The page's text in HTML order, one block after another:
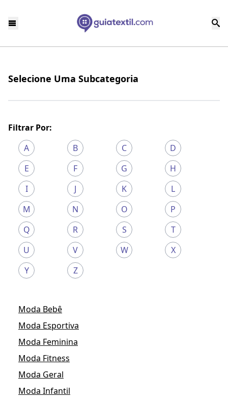
Selecione Uma Subcategoria
Filtrar Por:
A
B C
D
E
F G
H
I
J K
L
M
N O
P
Q
R S
T
U
V W
X
Y
Z
Moda Bebê
Moda Esportiva
Moda Feminina
Moda Fitness
Moda Geral
Moda Infantil